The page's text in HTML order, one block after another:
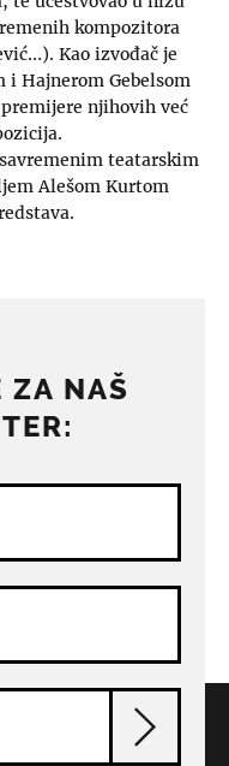
kompozitora
Kao izvođač je
i Hajnerom Gebelsom
njihovih već
teatarskim
Alešom Kurtom
ZA NAŠ